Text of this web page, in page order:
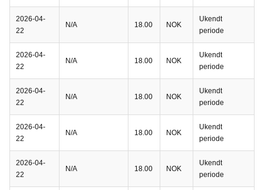
2026-04-
22
N/A 18.00 NOK
Ukendt
periode
2026-04-
22
N/A 18.00 NOK
Ukendt
periode
2026-04-
22
N/A 18.00 NOK
Ukendt
periode
2026-04-
22
N/A 18.00 NOK
Ukendt
periode
2026-04-
22
N/A 18.00 NOK
Ukendt
periode